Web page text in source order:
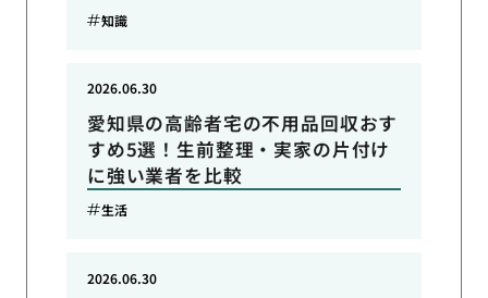
知識
愛知県の高齢者宅の不用品回収おす
すめ5選！生前整理・実家の片付け
に強い業者を比較
2026.06.30
生活
2026.06.30